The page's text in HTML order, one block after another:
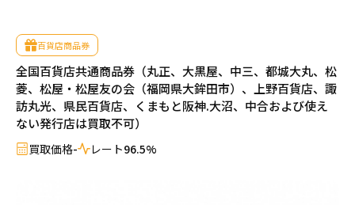
百貨店商品券
全国百貨店共通商品券（丸正、大黒屋、中三、都城大丸、松
菱、松屋・松屋友の会（福岡県大鉾田市）、上野百貨店、諏
訪丸光、県民百貨店、くまもと阪神.大沼、中合および使え
ない発行店は買取不可）
買取価格- レート96.5%